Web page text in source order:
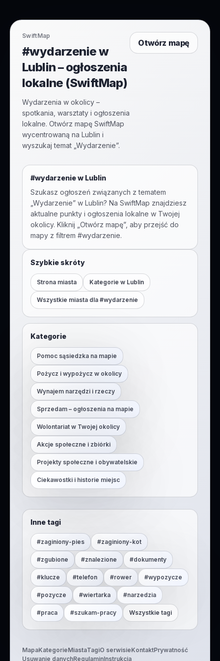
SwiftMap
#wydarzenie w
Lublin – ogłoszenia
lokalne (SwiftMap)
Wydarzenia w okolicy –
spotkania, warsztaty i ogłoszenia
lokalne. Otwórz mapę SwiftMap
wycentrowaną na Lublin i
wyszukaj temat „Wydarzenie”.
Otwórz mapę
#wydarzeniew Lublin
Szukasz ogłoszeń związanych z tematem
Wydarzenie” w Lublin? Na SwiftMap znajdziesz
aktualne punkty i ogłoszenia lokalne w Twojej
okolicy. Kliknij „Otwórz mapę”, aby przejść do
mapy z filtrem #wydarzenie.
Szybkie skróty
Strona miasta Kategorie w Lublin
Wszystkie miasta dla #wydarzenie
Kategorie
Pomoc sąsiedzka na mapie
Pożycz i wypożycz w okolicy
Wynajem narzędzi i rzeczy
Sprzedam – ogłoszenia na mapie
Wolontariat w Twojej okolicy
Akcje społeczne i zbiórki
Projekty społeczne i obywatelskie
Ciekawostki i historie miejsc
Inne tagi
#zaginiony-pies #zaginiony-kot
#zgubione #znalezione #dokumenty
#klucze #telefon #rower #wypozycze
#pozycze #wiertarka #narzedzia
#praca #szukam-pracy Wszystkie tagi
MapaKategorieMiastaTagiO serwisieKontaktPrywatność
Usuwanie danychRegulaminInstrukcja